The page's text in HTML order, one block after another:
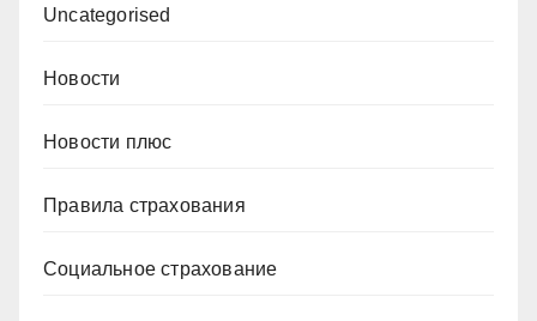
Uncategorised
Новости
Новости плюс
Правила страхования
Социальное страхование